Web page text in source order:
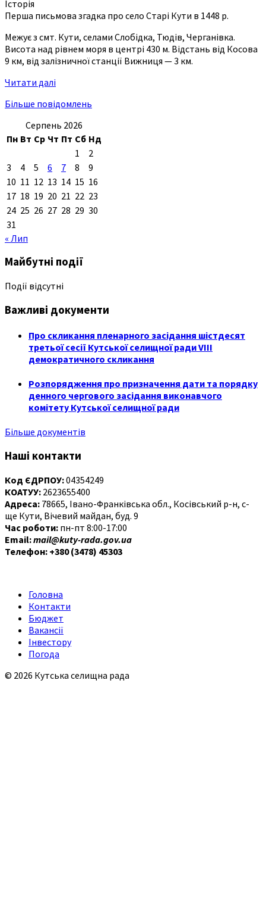
Історія
Перша письмова згадка про село Старі Кути в 1448 р.
Межує з смт. Кути, селами Слобідка, Тюдів, Черганівка.
Висота над рівнем моря в центрі 430 м. Відстань від Косова
9 км, від залізничної станції Вижниця — 3 км.
Читати далі
Більше повідомлень
Серпень 2026
Пн Вт Ср Чт Пт Сб Нд
1
2
3
4 5 6 7 8
9
10 11 12 13 14 15 16
17 18 19 20 21 22 23
24 25 26 27 28 29 30
31
« Лип
Майбутні події
Події відсутні
Важливі документи
Про скликання пленарного засідання шістдесят
третьої сесії Кутської селищної ради VIII
демократичного скликання
Розпорядження про призначення дати та порядку
денного чергового засідання виконавчого
комітету Кутської селищної ради
Більше документів
Наші контакти
Код ЄДРПОУ:04354249
КОАТУУ: 2623655400
Адреса: 78665, Івано-Франківська обл., Косівський р-н, с-
ще Кути, Вічевий майдан, буд. 9
Час роботи: пн-пт 8:00-17:00
Email:mail@kuty-rada.gov.ua
Телефон: +380 (3478) 45303
Головна
Контакти
Бюджет
Вакансії
Інвестору
Погода
© 2026 Кутська селищна рада